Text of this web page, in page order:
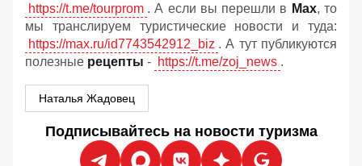
https://t.me/tourprom . А если вы перешли в Мах, то
мы транслируем туристические новости и туда:
https://max.ru/id7743542912_biz . А тут публикуются
полезные рецепты - https://t.me/zoj_news .
Наталья Жадовец
Подписывайтесь на новости туризма